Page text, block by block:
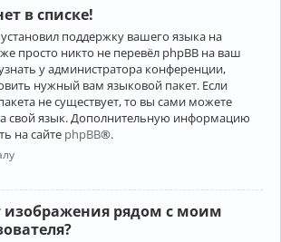
в списке!
поддержку вашего языка на
просто никто не перевёл phpBB на ваш
у администратора конференции,
нужный вам языковой пакет. Если
не существует, то вы сами можете
свой язык. Дополнительную информацию
на сайте phpBB®.
изображения рядом с моим